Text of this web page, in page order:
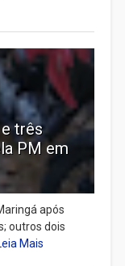
três
PM em
após
outros dois
Mais